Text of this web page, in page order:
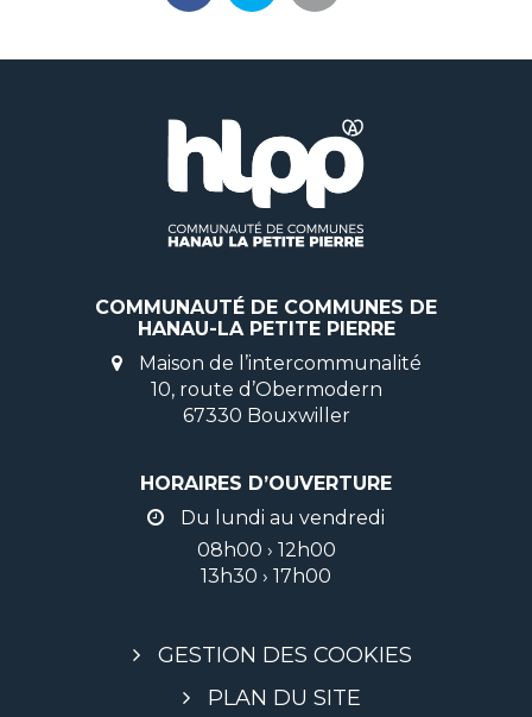
COMMUNAUTÉ DE COMMUNES DE
HANAU-LA PETITE PIERRE
Maison de l’intercommunalité
10, route d’Obermodern
67330 Bouxwiller
HORAIRES D’OUVERTURE
Du lundi au vendredi
08h00 › 12h00
13h30 › 17h00
GESTION DES COOKIES
PLAN DU SITE